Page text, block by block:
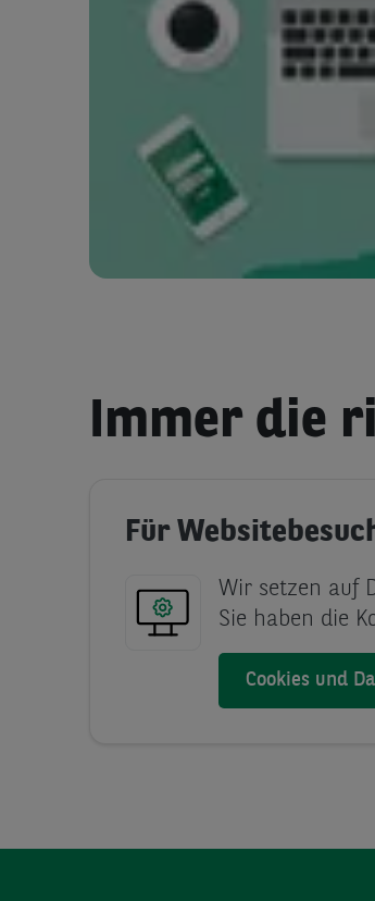
Immer die
Für
Wir setzen auf
Sie haben die
Cookies und